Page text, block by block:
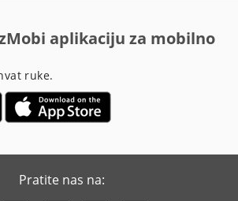
aplikaciju za mobilno
ruke.
Pratite nas na: